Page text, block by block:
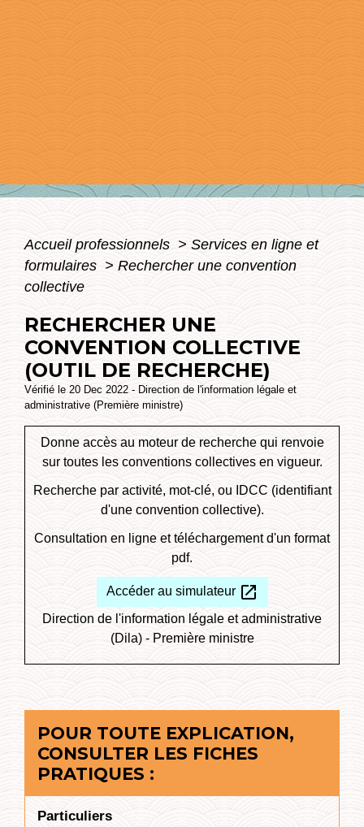
Accueil professionnels > Services en ligne et
formulaires > Rechercher une convention
collective
RECHERCHER UNE
CONVENTION COLLECTIVE
(OUTIL DE RECHERCHE)
Vérifié le 20 Dec 2022 - Direction de l'information légale et
administrative (Première ministre)
Donne accès au moteur de recherche qui renvoie
sur toutes les conventions collectives en vigueur.
Recherche par activité, mot-clé, ou IDCC (identifiant
d'une convention collective).
Consultation en ligne et téléchargement d'un format
pdf.
Accéder au simulateur open_in_new
Direction de l'information légale et administrative
(Dila) - Première ministre
POUR TOUTE EXPLICATION,
CONSULTER LES FICHES
PRATIQUES :
Particuliers